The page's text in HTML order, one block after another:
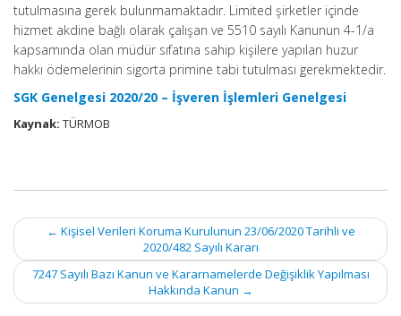
tutulmasına gerek bulunmamaktadır. Limited şirketler içinde
hizmet akdine bağlı olarak çalışan ve 5510 sayılı Kanunun 4-1/a
kapsamında olan müdür sıfatına sahip kişilere yapılan huzur
hakkı ödemelerinin sigorta primine tabi tutulması gerekmektedir.
SGK Genelgesi 2020/20 – İşveren İşlemleri Genelgesi
Kaynak: TÜRMOB
Post
navigation
← Kişisel Verileri Koruma Kurulunun 23/06/2020 Tarihli ve
2020/482 Sayılı Kararı
7247 Sayılı Bazı Kanun ve Kararnamelerde Değişiklik Yapılması
Hakkında Kanun →